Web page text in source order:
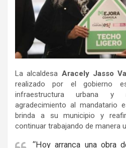
La alcaldesa Aracely Jasso
realizado por el gobierno
infraestructura urbana y
agradecimiento al mandatario
brinda a su municipio y
continuar trabajando de manera
“Hoy arranca una obra